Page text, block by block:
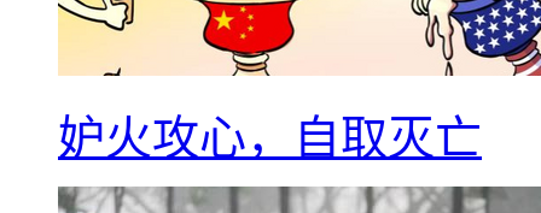
妒火攻心，自取灭亡